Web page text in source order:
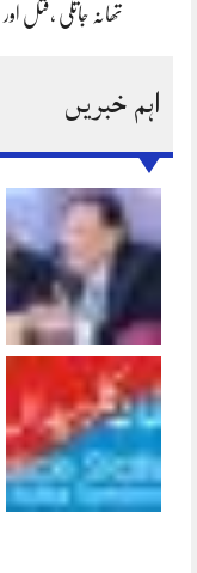
تھانہ جاتلی ،قتل
اہم خبریں